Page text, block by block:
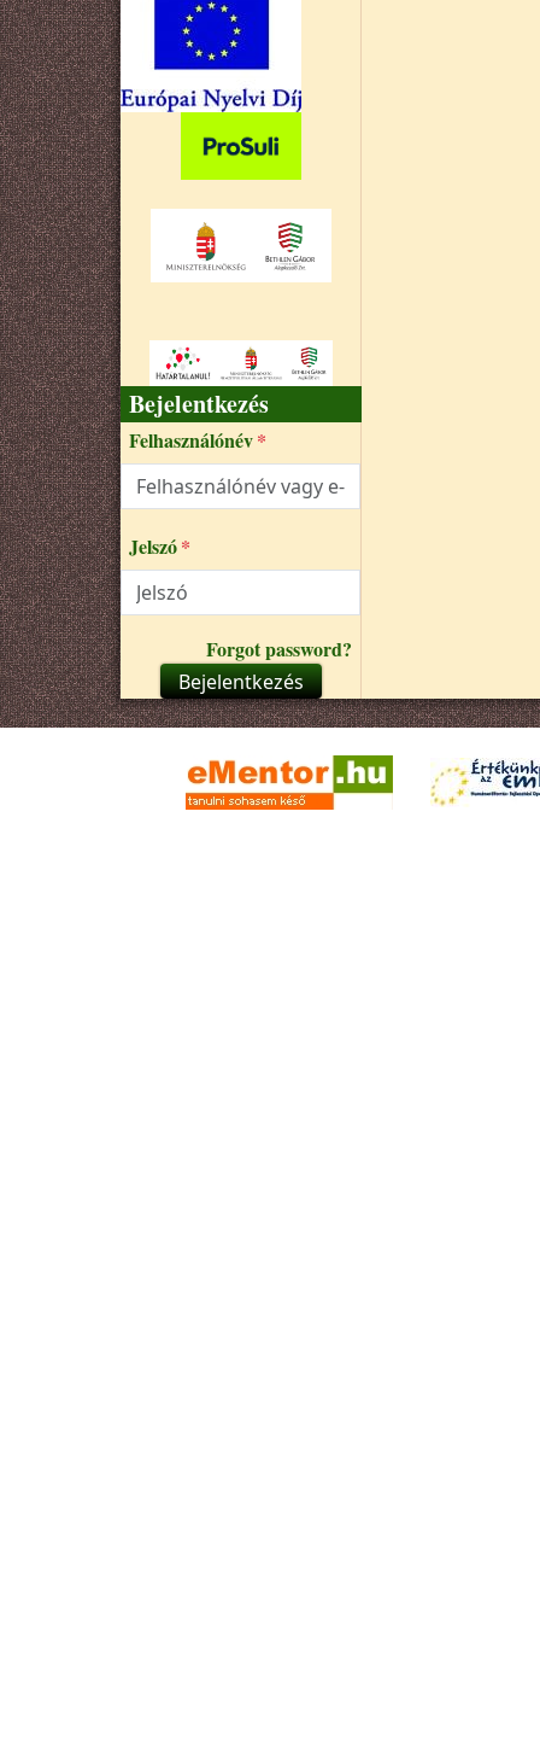
Bejelentkezés
Felhasználónév
Jelszó
Forgot password?
Bejelentkezés